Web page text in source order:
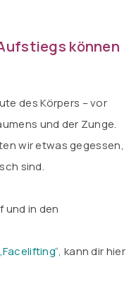
können
des Körpers – vor
und der Zunge.
wir etwas gegessen,
sind.
und in den
kann dir hier